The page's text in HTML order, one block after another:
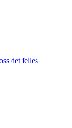
det felles